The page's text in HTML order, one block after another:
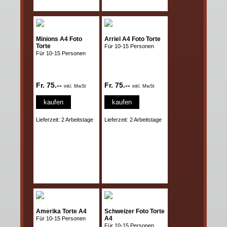
Minions A4 Foto
Torte
Für 10-15 Personen
Fr. 75.-- inkl. MwSt
kaufen
Lieferzeit: 2 Arbeitstage
Arriel A4 Foto Torte
Für 10-15 Personen
Fr. 75.-- inkl. MwSt
kaufen
Lieferzeit: 2 Arbeitstage
Amerika Torte A4
Für 10-15 Personen
Schweizer Foto Torte
A4
Für 10-15 Personen